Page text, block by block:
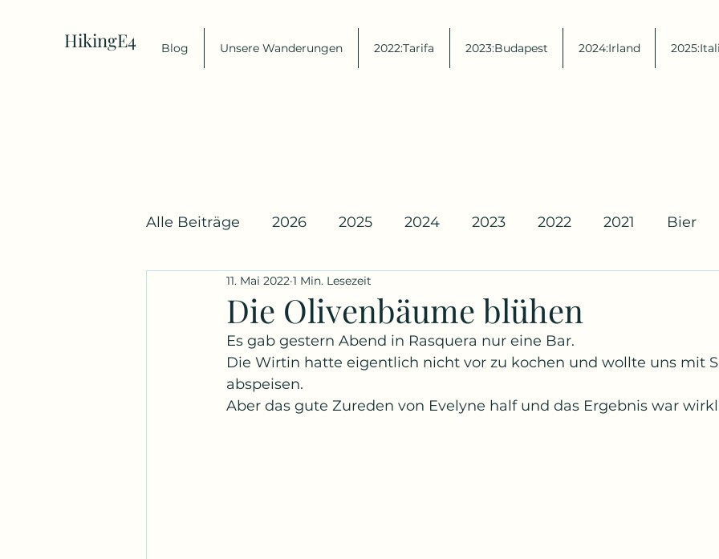
HikingE4 Blog Unsere Wanderungen 2022:Tarifa 2023:Budapest 2024:Irland
Alle Beiträge 2026 2025 2024 2023 2022 2021 Bier
Die Olivenbäume blühen
11. Mai 2022 1 Min. Lesezeit
Es gab gestern Abend in Rasquera nur eine Bar.
Die Wirtin hatte eigentlich nicht vor zu kochen und wollte uns mit
abspeisen.
Aber das gute Zureden von Evelyne half und das Ergebnis war